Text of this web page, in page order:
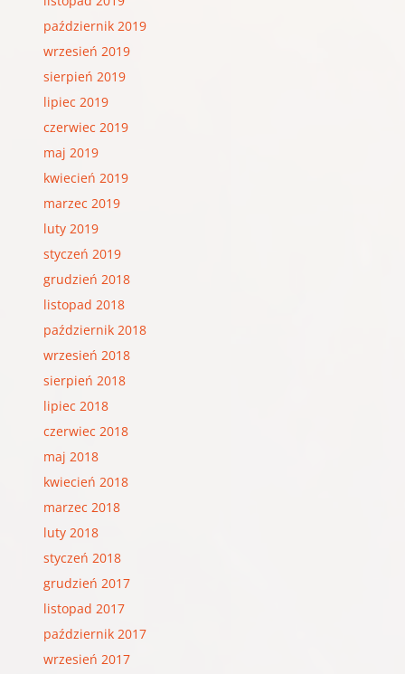
październik 2019
wrzesień 2019
sierpień 2019
lipiec 2019
czerwiec 2019
maj 2019
kwiecień 2019
marzec 2019
luty 2019
styczeń 2019
grudzień 2018
listopad 2018
październik 2018
wrzesień 2018
sierpień 2018
lipiec 2018
czerwiec 2018
maj 2018
kwiecień 2018
marzec 2018
luty 2018
styczeń 2018
grudzień 2017
listopad 2017
październik 2017
wrzesień 2017